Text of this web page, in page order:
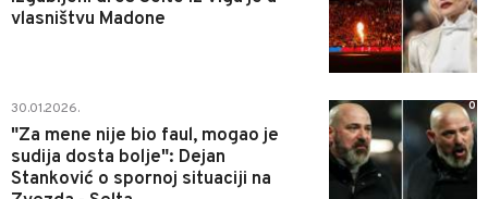
vlasništvu Madone
30.01.2026.
"Za mene nije bio faul, mogao je
sudija dosta bolje": Dejan
Stanković o spornoj situaciji na
0